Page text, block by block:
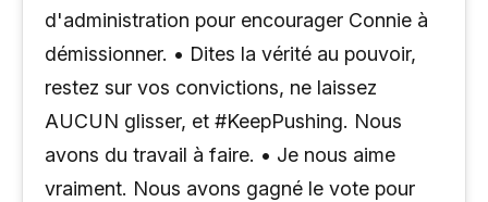
d'administration pour encourager Connie à
démissionner. • Dites la vérité au pouvoir,
restez sur vos convictions, ne laissez
AUCUN glisser, et #KeepPushing. Nous
avons du travail à faire. • Je nous aime
vraiment. Nous avons gagné le vote pour